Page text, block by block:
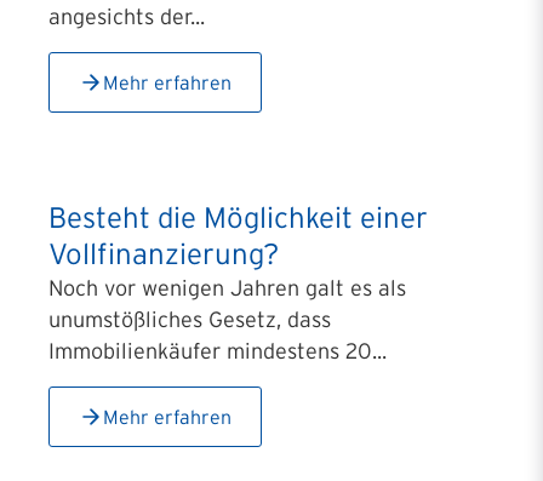
angesichts der...
Mehr erfahren
Besteht die Möglichkeit einer
Vollfinanzierung?
Noch vor wenigen Jahren galt es als
unumstößliches Gesetz, dass
Immobilienkäufer mindestens 20...
Mehr erfahren